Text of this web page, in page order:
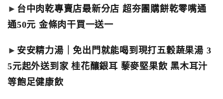
► 台中肉乾專賣店最新分店 超夯團購餅乾零嘴通
通50元 金條肉干買一送一
► 安安精力湯｜免出門就能喝到現打五穀蔬果湯 3
5元起外送到家 桂花釀銀耳 藜麥堅果飲 黑木耳汁
等飽足健康飲